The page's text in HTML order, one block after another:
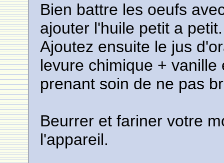
Bien battre les oeufs
ajouter l'huile petit a petit.
Ajoutez ensuite le jus
levure chimique +
prenant soin de ne pas
Beurrer et fariner votre
l'appareil.